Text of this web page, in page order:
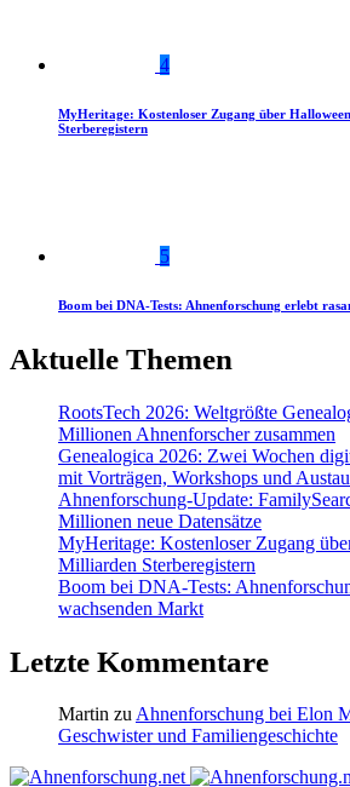
4
MyHeritage: Kostenloser Zugang über
Sterberegistern
5
Boom bei DNA-Tests: Ahnenforschung erlebt
Aktuelle Themen
RootsTech 2026: Weltgrößte
Millionen Ahnenforscher zusammen
Genealogica 2026: Zwei Wochen
mit Vorträgen, Workshops und
Ahnenforschung-Update:
Millionen neue Datensätze
MyHeritage: Kostenloser Zugang
Milliarden Sterberegistern
Boom bei DNA-Tests:
wachsenden Markt
Letzte Kommentare
Martin zu Ahnenforschung bei Elon
Geschwister und Familiengeschichte